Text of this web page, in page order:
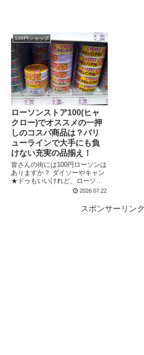
100円ショップ
ローソンストア100(ヒャ
クロー)でオススメの一押
しのコスパ商品は？バリ
ューラインで大手にも負
けない充実の品揃え！
皆さんの街には100円ローソンは
ありますか？ ダイソーやキャン
★ドゥもいいけれど、ローソン
ストア100だって負けていない！
ップと比べ、年中無休で営業し
ているのも利点ですよね！ ロー
2026.07.22
スポンサーリンク